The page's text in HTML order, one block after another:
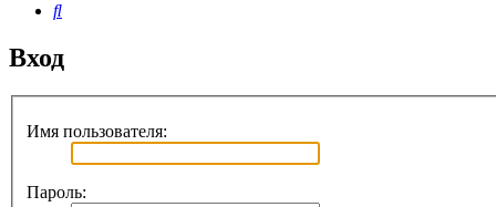
Поиск
Вход
Имя пользователя:
Пароль: